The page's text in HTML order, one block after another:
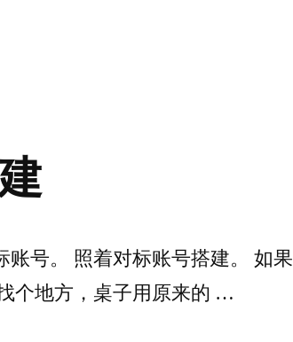
号。 照着对标账号搭建。 如果
个地方，桌子用原来的 …